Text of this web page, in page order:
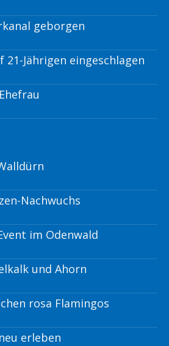
geborgen
21-Jährigen eingeschlagen
Nachwuchs
im Odenwald
und Ahorn
rosa Flamingos
erleben